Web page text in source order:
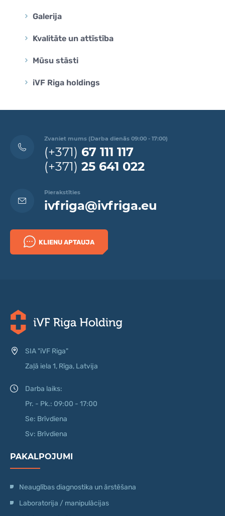
Galerija
Kvalitāte un attīstība
Mūsu stāsti
iVF Riga holdings
Zvaniet mums (Darba dienās 09:00 - 17:00)
(+371) 67 111 117
(+371) 25 641 022
Pierakstīties
ivfriga@ivfriga.eu
KLIENU APTAUJA
SIA "iVF Riga"
Zaļā iela 1, Rīga, Latvija
Darba laiks:
Pr. - Pk.: 09:00 - 17:00
Se: Brīvdiena
Sv: Brīvdiena
PAKALPOJUMI
Neauglības diagnostika un ārstēšana
Laboratorija / manipulācijas